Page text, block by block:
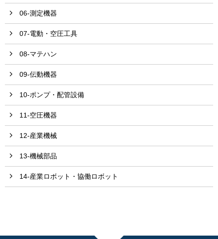
06-測定機器
07-電動・空圧工具
08-マテハン
09-伝動機器
10-ポンプ・配管設備
11-空圧機器
12-産業機械
13-機械部品
14-産業ロボット・協働ロボット